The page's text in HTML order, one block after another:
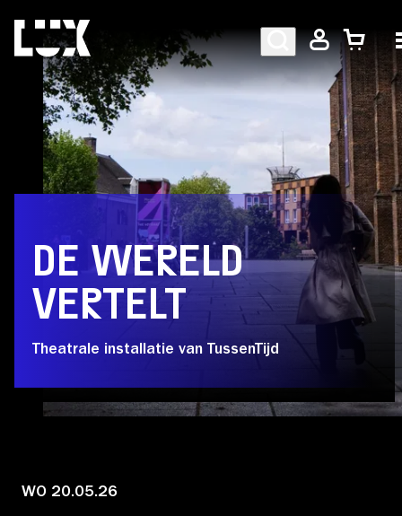
AGENDA
PROGRAMMA
CAFÉ-RESTAURANT
Bezoekersinformatie
Educatie
Over Stichting LUX
DE WERELD
VERTELT
Theatrale installatie van TussenTijd
WO 20.05.26